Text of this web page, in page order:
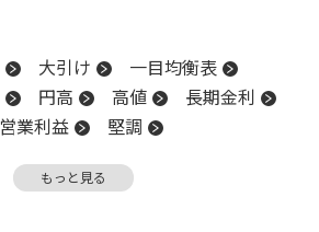
大引け
一目均衡表
円高 高値
長期金利
営業利益
堅調
もっと見る